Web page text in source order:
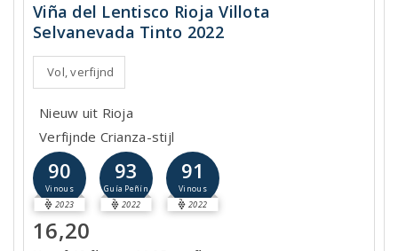
Viña del Lentisco Rioja Villota
Selvanevada Tinto 2022
Vol, verfijnd
Nieuw uit Rioja
Verfijnde Crianza-stijl
90
Vinous
2023
93
Guía Peñín
2022
91
Vinous
2022
16,20